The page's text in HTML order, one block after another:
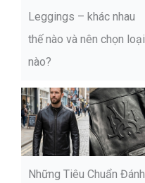
Leggings – khác nhau
thế nào và nên chọn loại
nào?
Những Tiêu Chuẩn Đánh